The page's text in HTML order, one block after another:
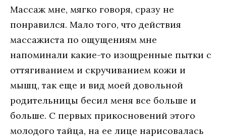
Массаж мне, мягко говоря, сразу не
понравился. Мало того, что действия
массажиста по ощущениям мне
напоминали какие-то изощренные пытки с
оттягиванием и скручиванием кожи и
мышц, так еще и вид моей довольной
родительницы бесил меня все больше и
больше. С первых прикосновений этого
молодого тайца, на ее лице нарисовалась